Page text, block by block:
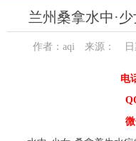
兰州桑拿水中·
作者：aqi 来源： 日
电